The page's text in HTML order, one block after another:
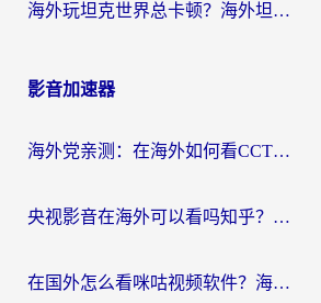
海外玩坦克世界总卡顿？海外坦克世界加速器有哪些？实测好用的选择在这里
影音加速器
海外党亲测：在海外如何看CCTV？告别“仅限大陆播放”的实用指南
央视影音在海外可以看吗知乎？留学生亲测：3步解决地域限制+追剧自由
在国外怎么看咪咕视频软件？海外党亲测有效的回国加速方案